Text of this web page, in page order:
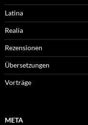
Latina
Realia
Rezensionen
Übersetzungen
Vorträge
META